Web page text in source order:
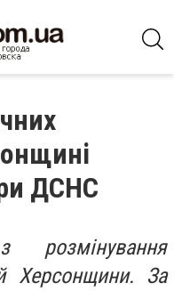
ДСНС
Херсонщини. За